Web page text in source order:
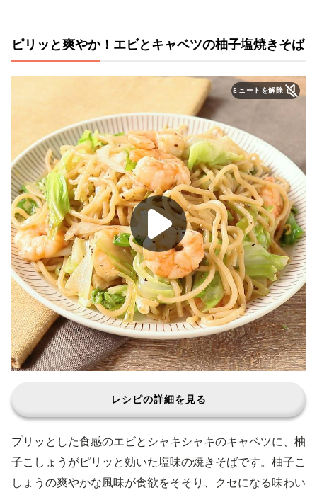
ピリッと爽やか！エビとキャベツの柚子塩焼きそば
ミュートを解除
レシピの詳細を見る
プリッとした食感のエビとシャキシャキのキャベツに、柚
子こしょうがピリッと効いた塩味の焼きそばです。柚子こ
しょうの爽やかな風味が食欲をそそり、クセになる味わい